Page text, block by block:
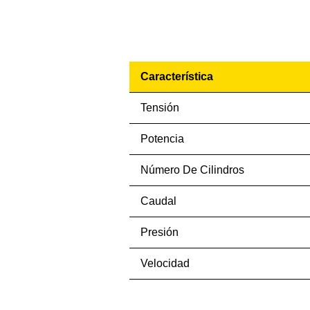
Característica
Tensión
Potencia
Número De Cilindros
Caudal
Presión
Velocidad